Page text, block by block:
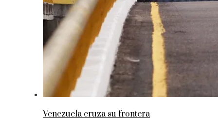
Venezuela cruza su frontera